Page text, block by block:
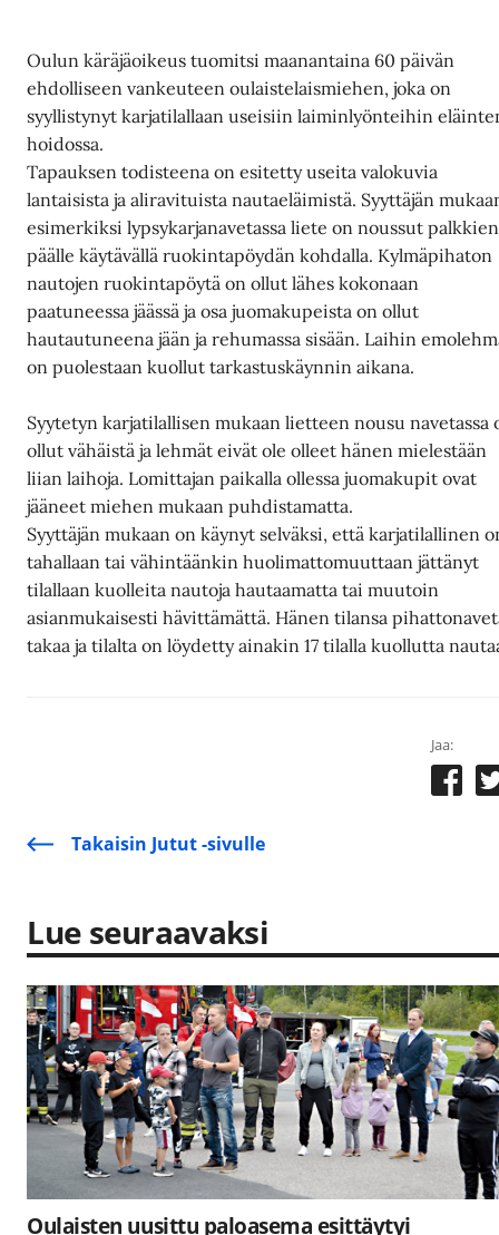
Oulun käräjäoikeus tuomitsi maanantaina 60 päivän
ehdolliseen vankeuteen oulaistelaismiehen, joka on
syyllistynyt karjatilallaan useisiin laiminlyönteihin
hoidossa.
Tapauksen todisteena on esitetty useita valokuvia
lantaisista ja aliravituista nautaeläimistä. Syyttäjän
esimerkiksi lypsykarjanavetassa liete on noussut palkkien
päälle käytävällä ruokintapöydän kohdalla. Kylmäpihaton
nautojen ruokintapöytä on ollut lähes kokonaan
paatuneessa jäässä ja osa juomakupeista on ollut
hautautuneena jään ja rehumassa sisään. Laihin
on puolestaan kuollut tarkastuskäynnin aikana.
Syytetyn karjatilallisen mukaan lietteen nousu navetassa
ollut vähäistä ja lehmät eivät ole olleet hänen mielestään
liian laihoja. Lomittajan paikalla ollessa juomakupit ovat
jääneet miehen mukaan puhdistamatta.
Syyttäjän mukaan on käynyt selväksi, että karjatilallinen
tahallaan tai vähintäänkin huolimattomuuttaan jättänyt
tilallaan kuolleita nautoja hautaamatta tai muutoin
asianmukaisesti hävittämättä. Hänen tilansa
takaa ja tilalta on löydetty ainakin 17 tilalla kuollutta
Jaa:
Takaisin Jutut -sivulle
Lue seuraavaksi
Oulaisten uusittu paloasema esittäytyi